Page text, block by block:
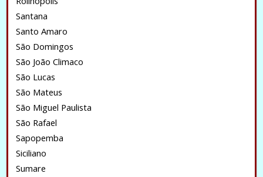
Santana
Santo Amaro
São Domingos
São João Climaco
São Lucas
São Mateus
São Miguel Paulista
São Rafael
Sapopemba
Siciliano
Sumare